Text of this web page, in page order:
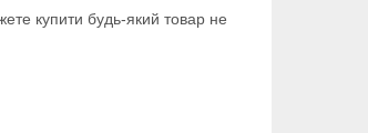
купити будь-який товар не